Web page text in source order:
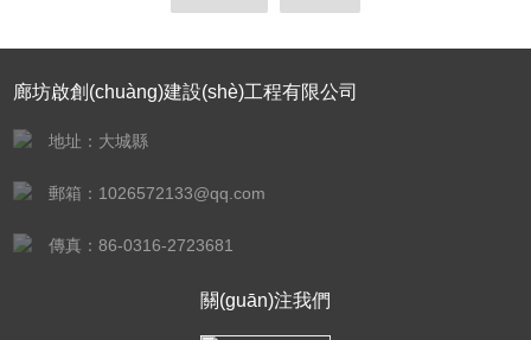
廊坊啟創(chuàng)建設(shè)工程有限公司
地址：大城縣
郵箱：1026572133@qq.com
傳真：86-0316-2723681
關(guān)注我們